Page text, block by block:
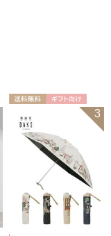
ギフト向け
WOMEN
3